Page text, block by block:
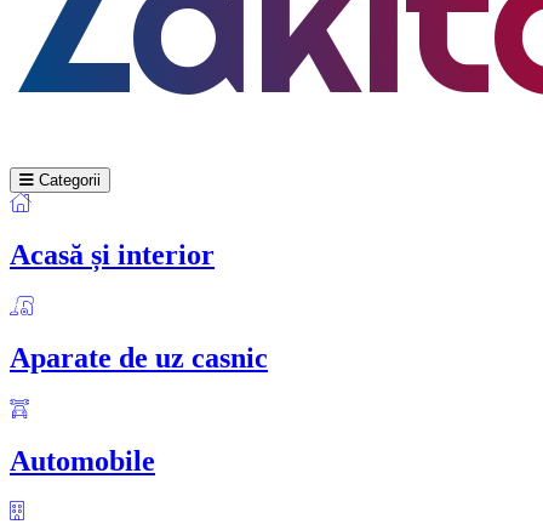
Categorii
Acasă și interior
Aparate de uz casnic
Automobile